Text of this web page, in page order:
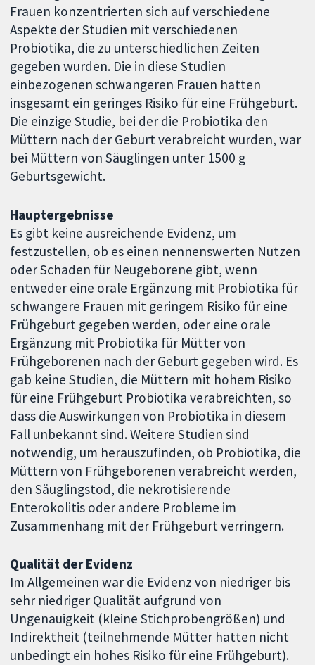
Frauen konzentrierten sich auf verschiedene
Aspekte der Studien mit verschiedenen
Probiotika, die zu unterschiedlichen Zeiten
gegeben wurden. Die in diese Studien
einbezogenen schwangeren Frauen hatten
insgesamt ein geringes Risiko für eine Frühgeburt.
Die einzige Studie, bei der die Probiotika den
Müttern nach der Geburt verabreicht wurden, war
bei Müttern von Säuglingen unter 1500 g
Geburtsgewicht.
Hauptergebnisse
Es gibt keine ausreichende Evidenz, um
festzustellen, ob es einen nennenswerten Nutzen
oder Schaden für Neugeborene gibt, wenn
entweder eine orale Ergänzung mit Probiotika für
schwangere Frauen mit geringem Risiko für eine
Frühgeburt gegeben werden, oder eine orale
Ergänzung mit Probiotika für Mütter von
Frühgeborenen nach der Geburt gegeben wird. Es
gab keine Studien, die Müttern mit hohem Risiko
für eine Frühgeburt Probiotika verabreichten, so
dass die Auswirkungen von Probiotika in diesem
Fall unbekannt sind. Weitere Studien sind
notwendig, um herauszufinden, ob Probiotika, die
Müttern von Frühgeborenen verabreicht werden,
den Säuglingstod, die nekrotisierende
Enterokolitis oder andere Probleme im
Zusammenhang mit der Frühgeburt verringern.
Qualität der Evidenz
Im Allgemeinen war die Evidenz von niedriger bis
sehr niedriger Qualität aufgrund von
Ungenauigkeit (kleine Stichprobengrößen) und
Indirektheit (teilnehmende Mütter hatten nicht
unbedingt ein hohes Risiko für eine Frühgeburt).